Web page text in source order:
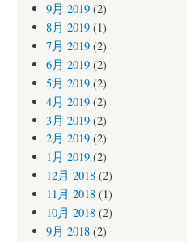
9月 2019(2)
8月 2019(1)
7月 2019(2)
6月 2019(2)
5月 2019(2)
4月 2019(2)
3月 2019(2)
2月 2019(2)
1月 2019(2)
12月 2018(2)
11月 2018(1)
10月 2018(2)
9月 2018(2)